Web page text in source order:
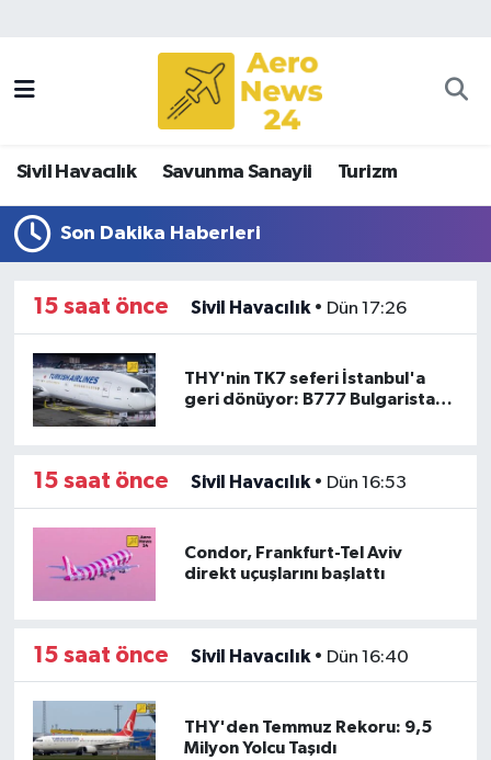
Sivil Havacılık Savunma Sanayii Turizm
Son Dakika Haberleri
15 saat önce Sivil Havacılık• Dün 17:26
THY'nin TK7 seferi İstanbul'a
geri dönüyor: B777 Bulgaristan
15 saat önce Sivil Havacılık• Dün 16:53
Condor, Frankfurt-Tel Aviv
direkt uçuşlarını başlattı
15 saat önce Sivil Havacılık• Dün 16:40
THY'den Temmuz Rekoru: 9,5
Milyon Yolcu Taşıdı